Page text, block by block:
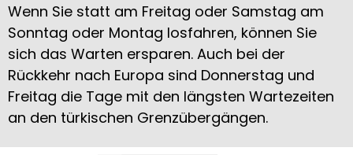
Wenn Sie statt am Freitag oder Samstag am
Sonntag oder Montag losfahren, können Sie
sich das Warten ersparen. Auch bei der
Rückkehr nach Europa sind Donnerstag und
Freitag die Tage mit den längsten Wartezeiten
an den türkischen Grenzübergängen.